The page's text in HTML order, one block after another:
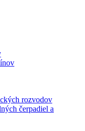
rozvodov
čerpadiel a